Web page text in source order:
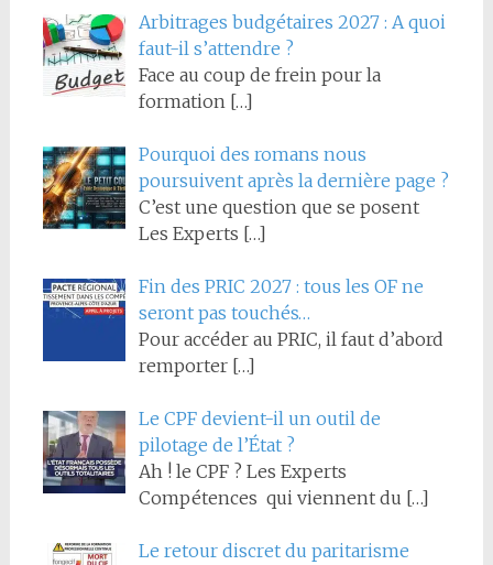
Arbitrages budgétaires 2027 : A quoi
faut-il s’attendre ?
Face au coup de frein pour la
formation […]
Pourquoi des romans nous
poursuivent après la dernière page ?
C’est une question que se posent
Les Experts […]
Fin des PRIC 2027 : tous les OF ne
seront pas touchés…
Pour accéder au PRIC, il faut d’abord
remporter […]
Le CPF devient-il un outil de
pilotage de l’État ?
Ah ! le CPF ? Les Experts
Compétences qui viennent du […]
Le retour discret du paritarisme